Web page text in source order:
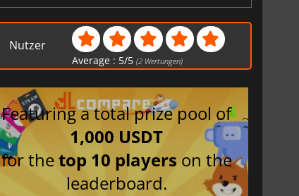
Nutzer
Average : 5/5 (2 Wertungen)
Featuring a total prize pool of
1,000 USDT
for thetop 10 players on the
leaderboard.